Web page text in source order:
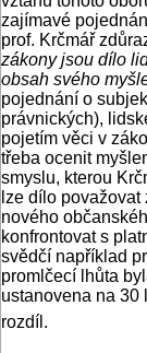
zajímavé
prof. Krčmář
zákony jsou dílo
obsah svého
pojednání o
právnických),
pojetím věci v
třeba ocenit
smyslu, kterou
lze dílo
nového
konfrontovat s
svědčí například
promlčecí lhůta
ustanovena na 30
rozdíl.